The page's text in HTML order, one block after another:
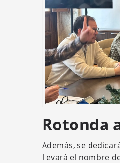
Rotonda
Además, se
llevará el nombre